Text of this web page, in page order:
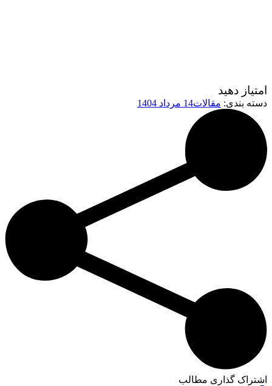
امتیاز دهید
دسته بندی: مقالات14 مرداد 1404
اشتراک گذاری مطالب